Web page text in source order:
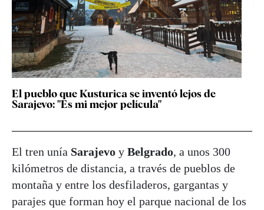
El pueblo que Kusturica se inventó lejos de
Sarajevo: "Es mi mejor película"
El tren unía Sarajevo y Belgrado, a unos 300
kilómetros de distancia, a través de pueblos de
montaña y entre los desfiladeros, gargantas y
parajes que forman hoy el parque nacional de los